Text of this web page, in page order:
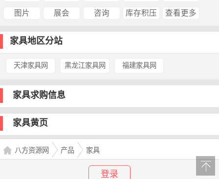
图片 展会 咨询 库存积压 查看更多
家具地区分站
天津家具网 黑龙江家具网 福建家具网
家具求购信息
家具黄页
八方资源网 产品 家具
登录